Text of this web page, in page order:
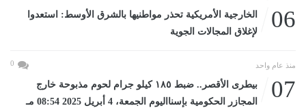
06
الخارجية الأمريكية تحذر مواطنيها بالشرق الأوسط: استعدوا
لإغلاق المجالات الجوية
منذ عام واحد 0
07
بيطرى الأقصر.. ضبط ١٨٥ كيلو جرام لحوم مذبوحة خارج
المجازر الحكومية بإسنااليوم الجمعة، 4 أبريل 2025 08:54 مـ